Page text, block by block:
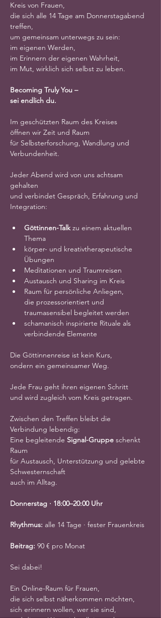
Kreis von Frauen,
die sich alle 14 Tage am Donnerstagabend
treffen,
um gemeinsam unterwegs zu sein:
im eigenen Werden,
im Erinnern der eigenen Wahrheit,
im Mut, wirklich sich selbst zu leben.
Becoming Truly You –
sei endlich du.
Im geschützten Raum des Kreises
öffnen wir Zeit und Raum
für Selbsterforschung, Wandlung und
Verbundenheit.
Jeder Abend wird von uns achtsam
gehalten
und verbindet Gespräch, Erfahrung und
Integration:
Göttinnen-Talk zu einem aktuellen
Thema
körper- und kreativtherapeutische
Übungen
Meditationen und Traumreisen
Austausch und Sharing im Kreis
Raum für persönliche Anliegen,
die prozessorientiert und
traumasensibel begleitet werden
schamanisch inspirierte Rituale als
verbindende Elemente
Die Göttinnenreise ist kein Kurs,
ondern ein gemeinsamer Weg.
Jede Frau geht ihren eigenen Schritt
und wird zugleich vom Kreis getragen.
Zwischen den Treffen bleibt die
Verbindung lebendig:
Eine begleitende Signal-Gruppe schenkt
Raum
für Austausch, Unterstützung und gelebte
Schwesternschaft
auch im Alltag.
Donnerstag · 18:00–20:00 Uhr
Rhythmus: alle 14 Tage · fester Frauenkreis
Beitrag: 90 € pro Monat
Sei dabei!
Ein Online-Raum für Frauen,
die sich selbst näherkommen möchten,
sich erinnern wollen, wer sie sind,